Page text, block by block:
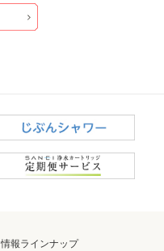
情報ラインナップ